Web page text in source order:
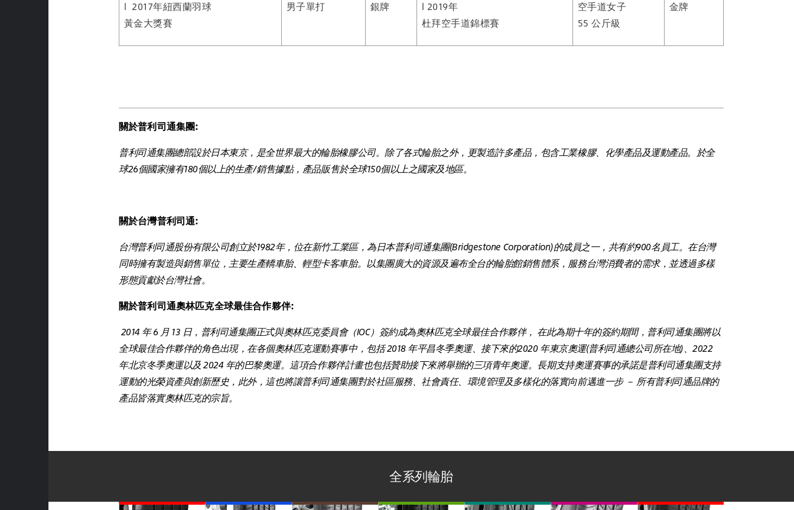
l 2017年紐西蘭羽球
黃金大獎賽
男子單打 銀牌
l 2019年
杜拜空手道錦標賽
空手道女子
55 公斤級
金牌
關於普利司通集團:
普利司通集團總部設於日本東京，是全世界最大的輪胎橡膠公司。除了各式輪胎之外，更製造許多產品，包含工業橡膠、化學產品及運動產品。於全
球26個國家擁有180個以上的生產/銷售據點，產品販售於全球150個以上之國家及地區。
關於台灣普利司通:
台灣普利司通股份有限公司創立於1982年，位在新竹工業區，為日本普利司通集團(Bridgestone Corporation)的成員之一，共有約900名員工。在台灣
同時擁有製造與銷售單位，主要生產轎車胎、輕型卡客車胎。以集團廣大的資源及遍布全台的輪胎館銷售體系，服務台灣消費者的需求，並透過多樣
形態貢獻於台灣社會。
關於普利司通奧林匹克全球最佳合作夥伴:
2014 年 6 月 13 日，普利司通集團正式與奧林匹克委員會（IOC）簽約成為奧林匹克全球最佳合作夥伴， 在此為期十年的簽約期間，普利司通集團將以
全球最佳合作夥伴的角色出現，在各個奧林匹克運動賽事中，包括 2018 年平昌冬季奧運、接下來的2020 年東京奧運(普利司通總公司所在地)、2022
年北京冬季奧運以及 2024 年的巴黎奧運。這項合作夥伴計畫也包括贊助接下來將舉辦的三項青年奧運。長期支持奧運賽事的承諾是普利司通集團支持
運動的光榮資產與創新歷史，此外，這也將讓普利司通集團對於社區服務、社會責任、環境管理及多樣化的落實向前邁進一步 － 所有普利司通品牌的
產品皆落實奧林匹克的宗旨。
全系列輪胎